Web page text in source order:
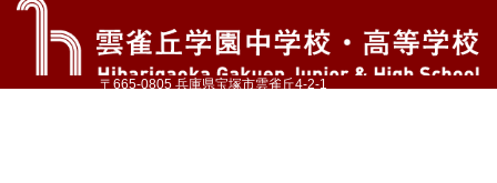
〒665-0805 兵庫県宝塚市雲雀丘4-2-1